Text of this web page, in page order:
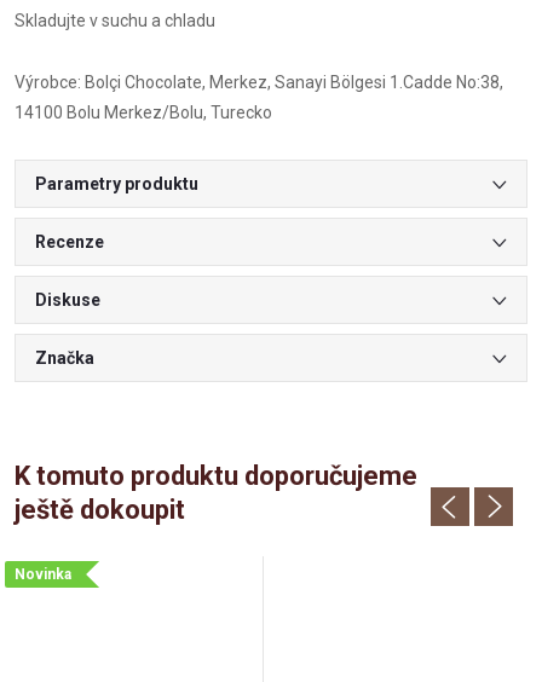
Skladujte v suchu a chladu
Výrobce: Bolçi Chocolate, Merkez, Sanayi Bölgesi 1.Cadde No:38,
14100 Bolu Merkez/Bolu, Turecko
Parametry produktu
Recenze
Diskuse
Značka
K tomuto produktu doporučujeme
ještě dokoupit
Novinka